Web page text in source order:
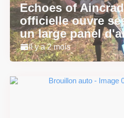
Echoes of
officielle ouvre
un large panel
Il y a 2 mois